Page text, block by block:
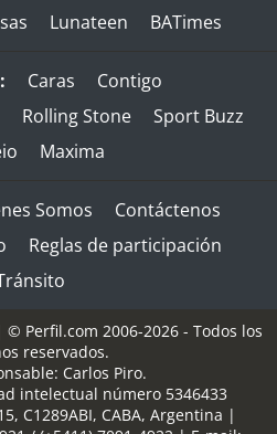
Lunateen BATimes
Caras
Contigo
Rolling Stone
Sport Buzz
Maxima
Somos
Contáctenos
Reglas de participación
© Perfil.com 2006-2026 - Todos los
reservados.
Carlos Piro.
intelectual número 5346433
, C1289ABI, CABA, Argentina |